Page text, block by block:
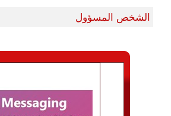
الشخص المسؤول